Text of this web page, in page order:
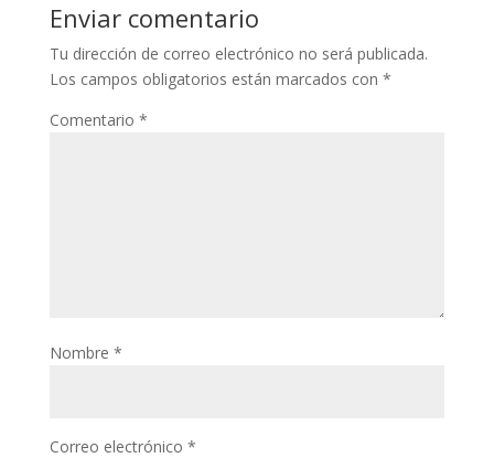
Enviar comentario
Tu dirección de correo electrónico no será publicada.
Los campos obligatorios están marcados con *
Comentario *
Nombre *
Correo electrónico *